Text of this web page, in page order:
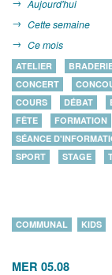
Aujourd'hui
Cette semaine
Ce mois
ATELIER
CONCERT
COURS
DÉBAT
FÊTE
FORMATION
SÉANCE
SPORT
STAGE
MER 05.08
COMMUNAL KIDS